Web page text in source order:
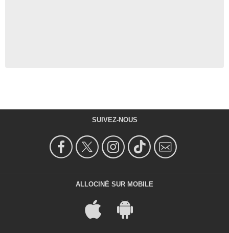
SUIVEZ-NOUS
ALLOCINÉ SUR MOBILE